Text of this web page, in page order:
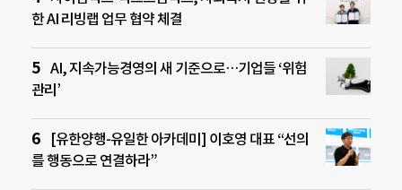
한 AI 리빙랩 업무 협약 체결
AI, 지속가능경영의 새 기준으로…기업들 ‘위험
관리’
[유한양행-유일한 아카데미] 이호영 대표 “선의
를 행동으로 연결하라”